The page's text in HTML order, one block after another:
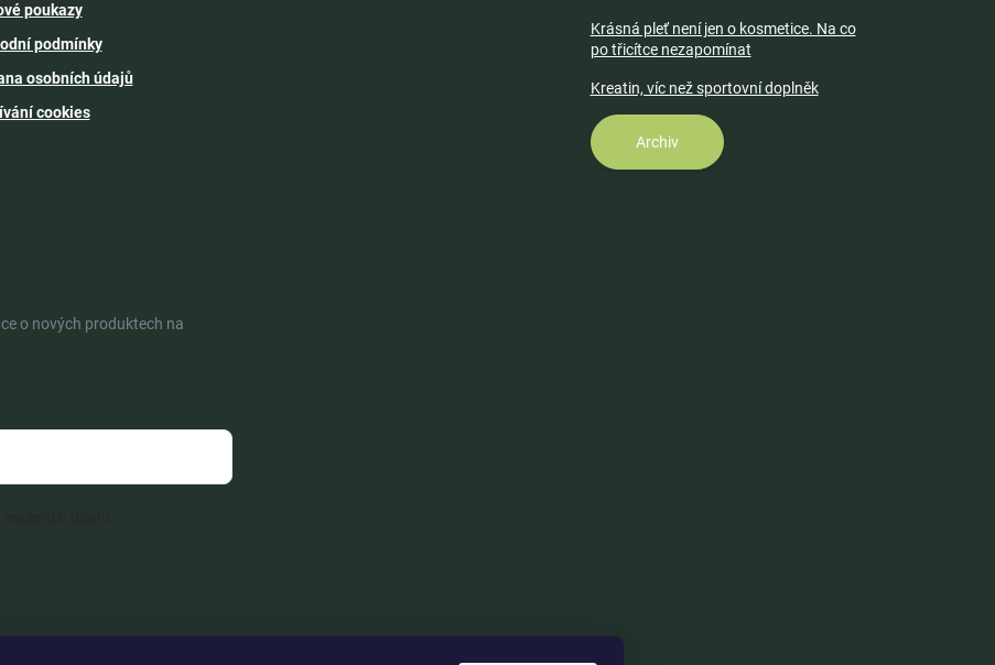
poukazy
podmínky
osobních údajů
cookies
Krásná pleť není jen o kosmetice. Na co
po třicítce nezapomínat
Kreatin, víc než sportovní doplněk
Archiv
o nových produktech na